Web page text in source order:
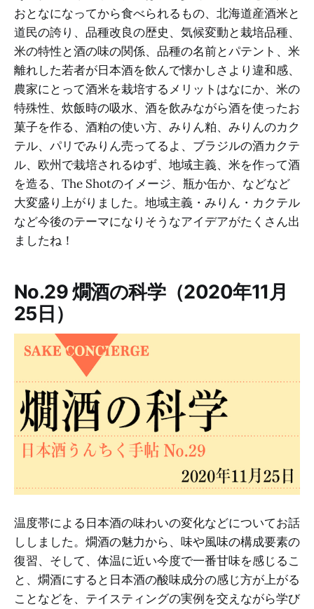
おとなになってから食べられるもの、北海道産酒米と
道民の誇り、品種改良の歴史、気候変動と栽培品種、
米の特性と酒の味の関係、品種の名前とパテント、米
離れした若者が日本酒を飲んで懐かしさより違和感、
農家にとって酒米を栽培するメリットはなにか、米の
特殊性、炊飯時の吸水、酒を飲みながら酒を使ったお
菓子を作る、酒粕の使い方、みりん粕、みりんのカク
テル、パリでみりん売ってるよ、ブラジルの酒カクテ
ル、欧州で栽培されるゆず、地域主義、米を作って酒
を造る、The Shotのイメージ、瓶か缶か、などなど
大変盛り上がりました。地域主義・みりん・カクテル
など今後のテーマになりそうなアイデアがたくさん出
ましたね！
No.29 燗酒の科学（2020年11月
25日）
温度帯による日本酒の味わいの変化などについてお話
ししました。燗酒の魅力から、味や風味の構成要素の
復習、そして、体温に近い今度で一番甘味を感じるこ
と、燗酒にすると日本酒の酸味成分の感じ方が上がる
ことなどを、テイスティングの実例を交えながら学び